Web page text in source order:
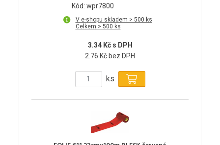
Kód: wpr7800
V e-shopu skladem > 500 ks
Celkem > 500 ks
3.34 Kč s DPH
2.76 Kč bez DPH
ks